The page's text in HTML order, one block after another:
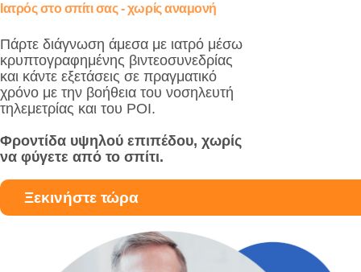
Ιατρός στο σπίτι σας - χωρίς αναμονή
Πάρτε διάγνωση άμεσα με ιατρό μέσω
κρυπτογραφημένης βιντεοσυνεδρίας
και κάντε εξετάσεις σε πραγματικό
χρόνο με την βοήθεια του νοσηλευτή
τηλεμετρίας και του POI.
Φροντίδα υψηλού επιπέδου, χωρίς
να φύγετε από το σπίτι.
Ξεκινήστε τώρα